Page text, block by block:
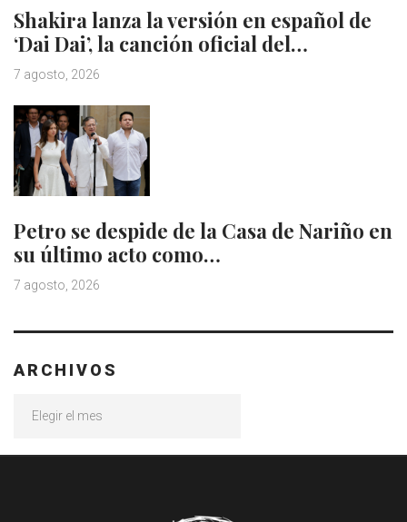
Shakira lanza la versión en español de
‘Dai Dai’, la canción oficial del…
7 agosto, 2026
Petro se despide de la Casa de Nariño en
su último acto como…
7 agosto, 2026
ARCHIVOS